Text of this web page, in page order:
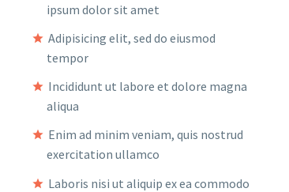
ipsum dolor sit amet
Adipisicing elit, sed do eiusmod
tempor
Incididunt ut labore et dolore magna
aliqua
Enim ad minim veniam, quis nostrud
exercitation ullamco
Laboris nisi ut aliquip ex ea commodo